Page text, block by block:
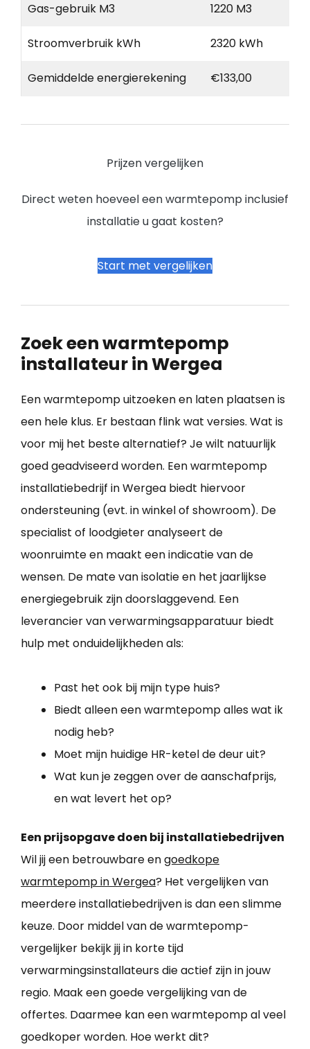
Gas-gebruik M3 1220 M3
Stroomverbruik kWh 2320 kWh
Gemiddelde energierekening €133,00
Prijzen vergelijken
Direct weten hoeveel een warmtepomp inclusief
installatie u gaat kosten?
Start met vergelijken
Zoek een warmtepomp
installateur in Wergea
Een warmtepomp uitzoeken en laten plaatsen is
een hele klus. Er bestaan flink wat versies. Wat is
voor mij het beste alternatief? Je wilt natuurlijk
goed geadviseerd worden. Een warmtepomp
installatiebedrijf in Wergea biedt hiervoor
ondersteuning (evt. in winkel of showroom). De
specialist of loodgieter analyseert de
woonruimte en maakt een indicatie van de
wensen. De mate van isolatie en het jaarlijkse
energiegebruik zijn doorslaggevend. Een
leverancier van verwarmingsapparatuur biedt
hulp met onduidelijkheden als:
Past het ook bij mijn type huis?
Biedt alleen een warmtepomp alles wat ik
nodig heb?
Moet mijn huidige HR-ketel de deur uit?
Wat kun je zeggen over de aanschafprijs,
en wat levert het op?
Een prijsopgave doen bij installatiebedrijven
Wil jij een betrouwbare engoedkope
warmtepomp in Wergea? Het vergelijken van
meerdere installatiebedrijven is dan een slimme
keuze. Door middel van de warmtepomp-
vergelijker bekijk jij in korte tijd
verwarmingsinstallateurs die actief zijn in jouw
regio. Maak een goede vergelijking van de
offertes. Daarmee kan een warmtepomp al veel
goedkoper worden. Hoe werkt dit?